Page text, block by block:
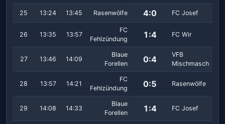
25 13:24 13:45 Rasenwölfe 4:0 FC Josef
26 13:35 13:57
FC
Fehlzündung
1:4 FC Wir
27 13:46 14:09
Blaue
Forellen
0:4
VFB
Mischmasch
28 13:57 14:21
FC
Fehlzündung
0:5 Rasenwölfe
29 14:08 14:33
Blaue
Forellen
1:4 FC Josef